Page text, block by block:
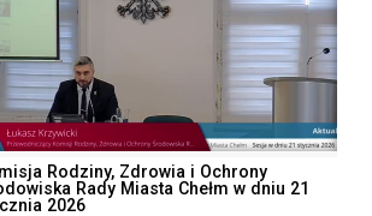
Rodziny, Zdrowia i Ochrony
Rady Miasta Chełm w dniu 21
2026